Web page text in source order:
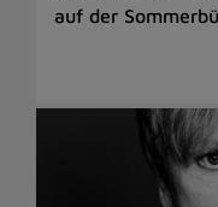
auf der